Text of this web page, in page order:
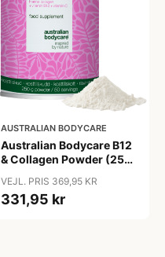
AUSTRALIAN BODYCARE
Australian Bodycare B12
& Collagen Powder (250
VEJL. PRIS 369,95 KR
331,95 kr